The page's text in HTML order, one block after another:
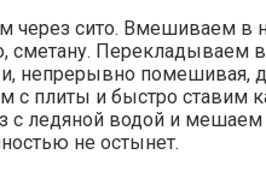
через сито. Вмешиваем в
сметану. Перекладываем
и, непрерывно помешивая,
с плиты и быстро ставим
с ледяной водой и мешаем
не остынет.